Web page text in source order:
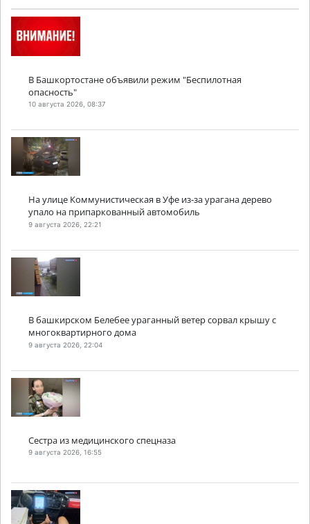
В Башкортостане объявили режим "Беспилотная
опасность"
10 августа 2026, 08:37
На улице Коммунистическая в Уфе из-за урагана дерево
упало на припаркованный автомобиль
9 августа 2026, 22:21
В башкирском Белебее ураганный ветер сорвал крышу с
многоквартирного дома
9 августа 2026, 22:04
Сестра из медицинского спецназа
9 августа 2026, 16:55